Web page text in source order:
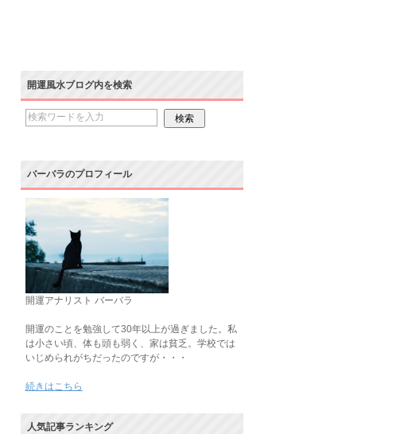
開運風水ブログ内を検索
バーバラのプロフィール
開運アナリスト バーバラ
開運のことを勉強して30年以上が過ぎました。私
は小さい頃、体も頭も弱く、家は貧乏。学校では
いじめられがちだったのですが・・・
続きはこちら
人気記事ランキング